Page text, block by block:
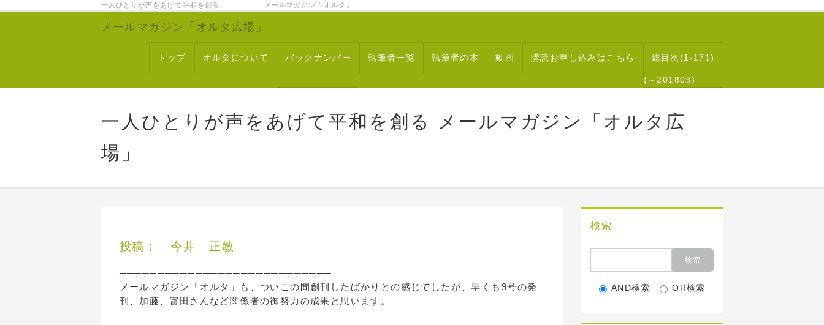
一人ひとりが声をあげて平和を創る メールマガジン「オルタ」
メールマガジン「オルタ広場」
トップ オルタについて バックナンバー 執筆者一覧 執筆者の本 動画 購読お申し込みはこちら 総目次(1-171)
(～201803)
一人ひとりが声をあげて平和を創る メールマガジン「オルタ広
場」
投稿； 今井 正敏
────────────────────────────
メールマガジン「オルタ」も、ついこの間創刊したばかりとの感じでしたが、早くも9号の発
刊、加藤、富田さんなど関係者の御努力の成果と思います。
検索
AND検索 OR検索